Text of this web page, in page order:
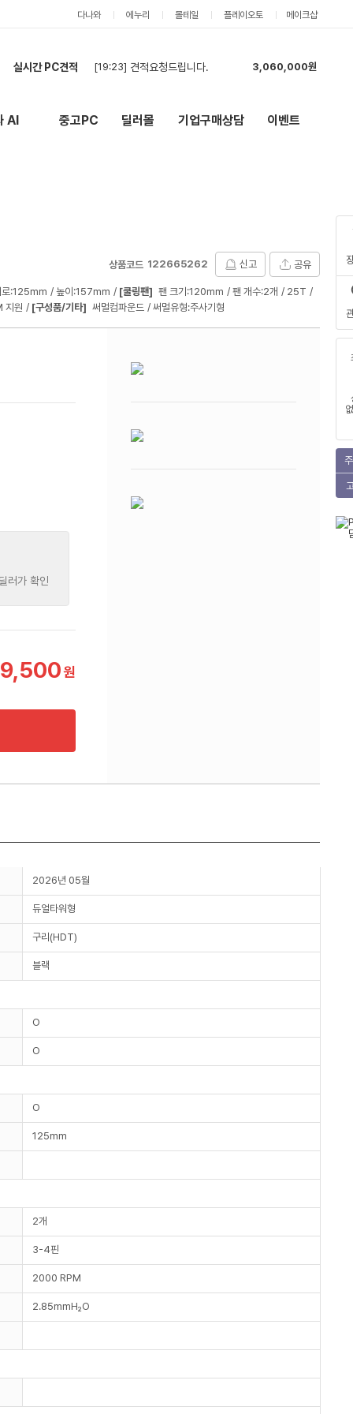
다나와 에누리 몰테일 플레이오토 메이크샵
실시간 PC견적 [19:10] 견적요청드립니다.
3,788,000원
[20:42]견적신청합니다(2대).
1,319,000원
3,060,000원
AI 중고PC 딜러몰 기업구매상담 이벤트
상품코드 122665262 신고 공유
로:125mm 높이:157mm [쿨링팬] 팬 크기:120mm 팬 개수:2개
25T
지원 [구성품/기타] 써멀컴파운드 써멀유형:주사기형
러가 확인
원
2026년 05월
듀얼타워형
구리(HDT)
블랙
O
O
O
125mm
2개
3-4핀
2000 RPM
2.85mmH₂O